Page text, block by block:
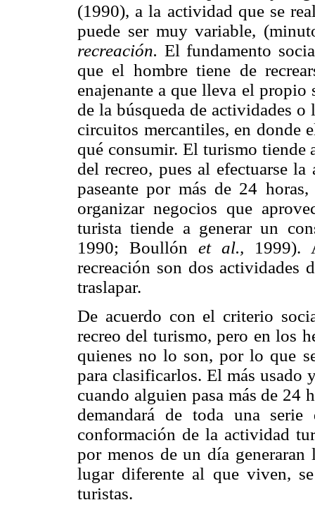
(1990), a la actividad que se
puede ser muy variable,
recreación. El fundamento
que el hombre tiene de
enajenante a que lleva el propio
de la búsqueda de actividades o
circuitos mercantiles, en donde
qué consumir. El turismo tiende
del recreo, pues al efectuarse
paseante por más de 24
organizar negocios que
turista tiende a generar un
1990; Boullónet al., 1999).
recreación son dos actividades
traslapar.
De acuerdo con el criterio
recreo del turismo, pero en los
quienes no lo son, por lo que
para clasificarlos. El más usado
cuando alguien pasa más de 24
demandará de toda una
conformación de la actividad
por menos de un día
lugar diferente al que viven,
turistas.